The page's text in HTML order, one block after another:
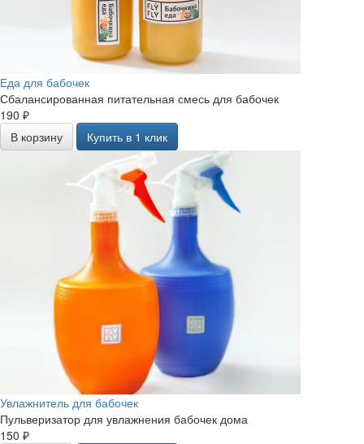
Еда для бабочек
Сбалансированная питательная смесь для бабочек
190 ₽
В корзину
Купить в 1 клик
Увлажнитель для бабочек
Пульверизатор для увлажнения бабочек дома
150 ₽